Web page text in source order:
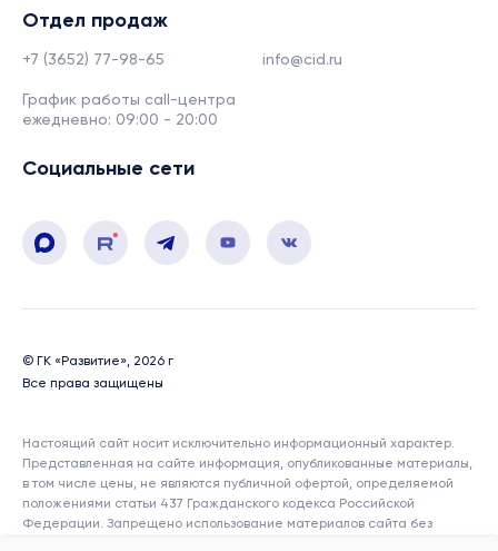
Отдел продаж
+7 (3652) 77-98-65 info@cid.ru
График работы call-центра
ежедневно: 09:00 - 20:00
Социальные сети
© ГК «Развитие», 2026 г
Все права защищены
Настоящий сайт носит исключительно информационный характер.
Представленная на сайте информация, опубликованные материалы,
в том числе цены, не являются публичной офертой, определяемой
положениями статьи 437 Гражданского кодекса Российской
Федерации. Запрещено использование материалов сайта без